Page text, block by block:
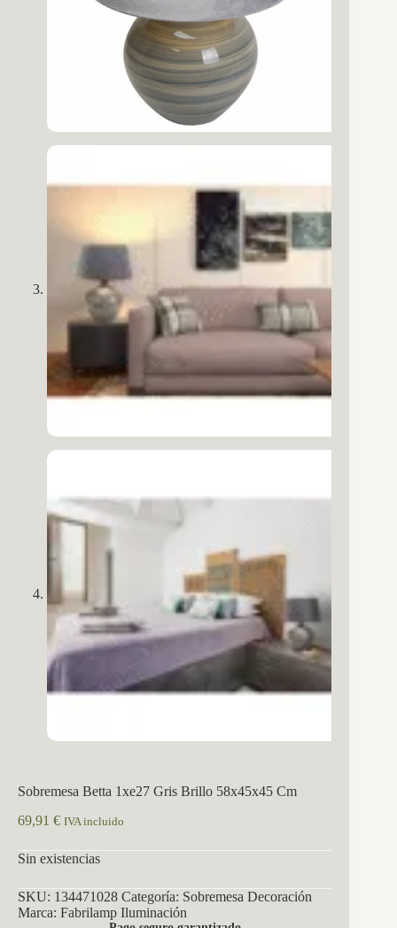
Sobremesa Betta 1xe27 Gris Brillo 58x45x45 Cm
69,91 € IVA incluido
Sin existencias
SKU: 134471028 Categoría: Sobremesa Decoración
Marca: Fabrilamp Iluminación